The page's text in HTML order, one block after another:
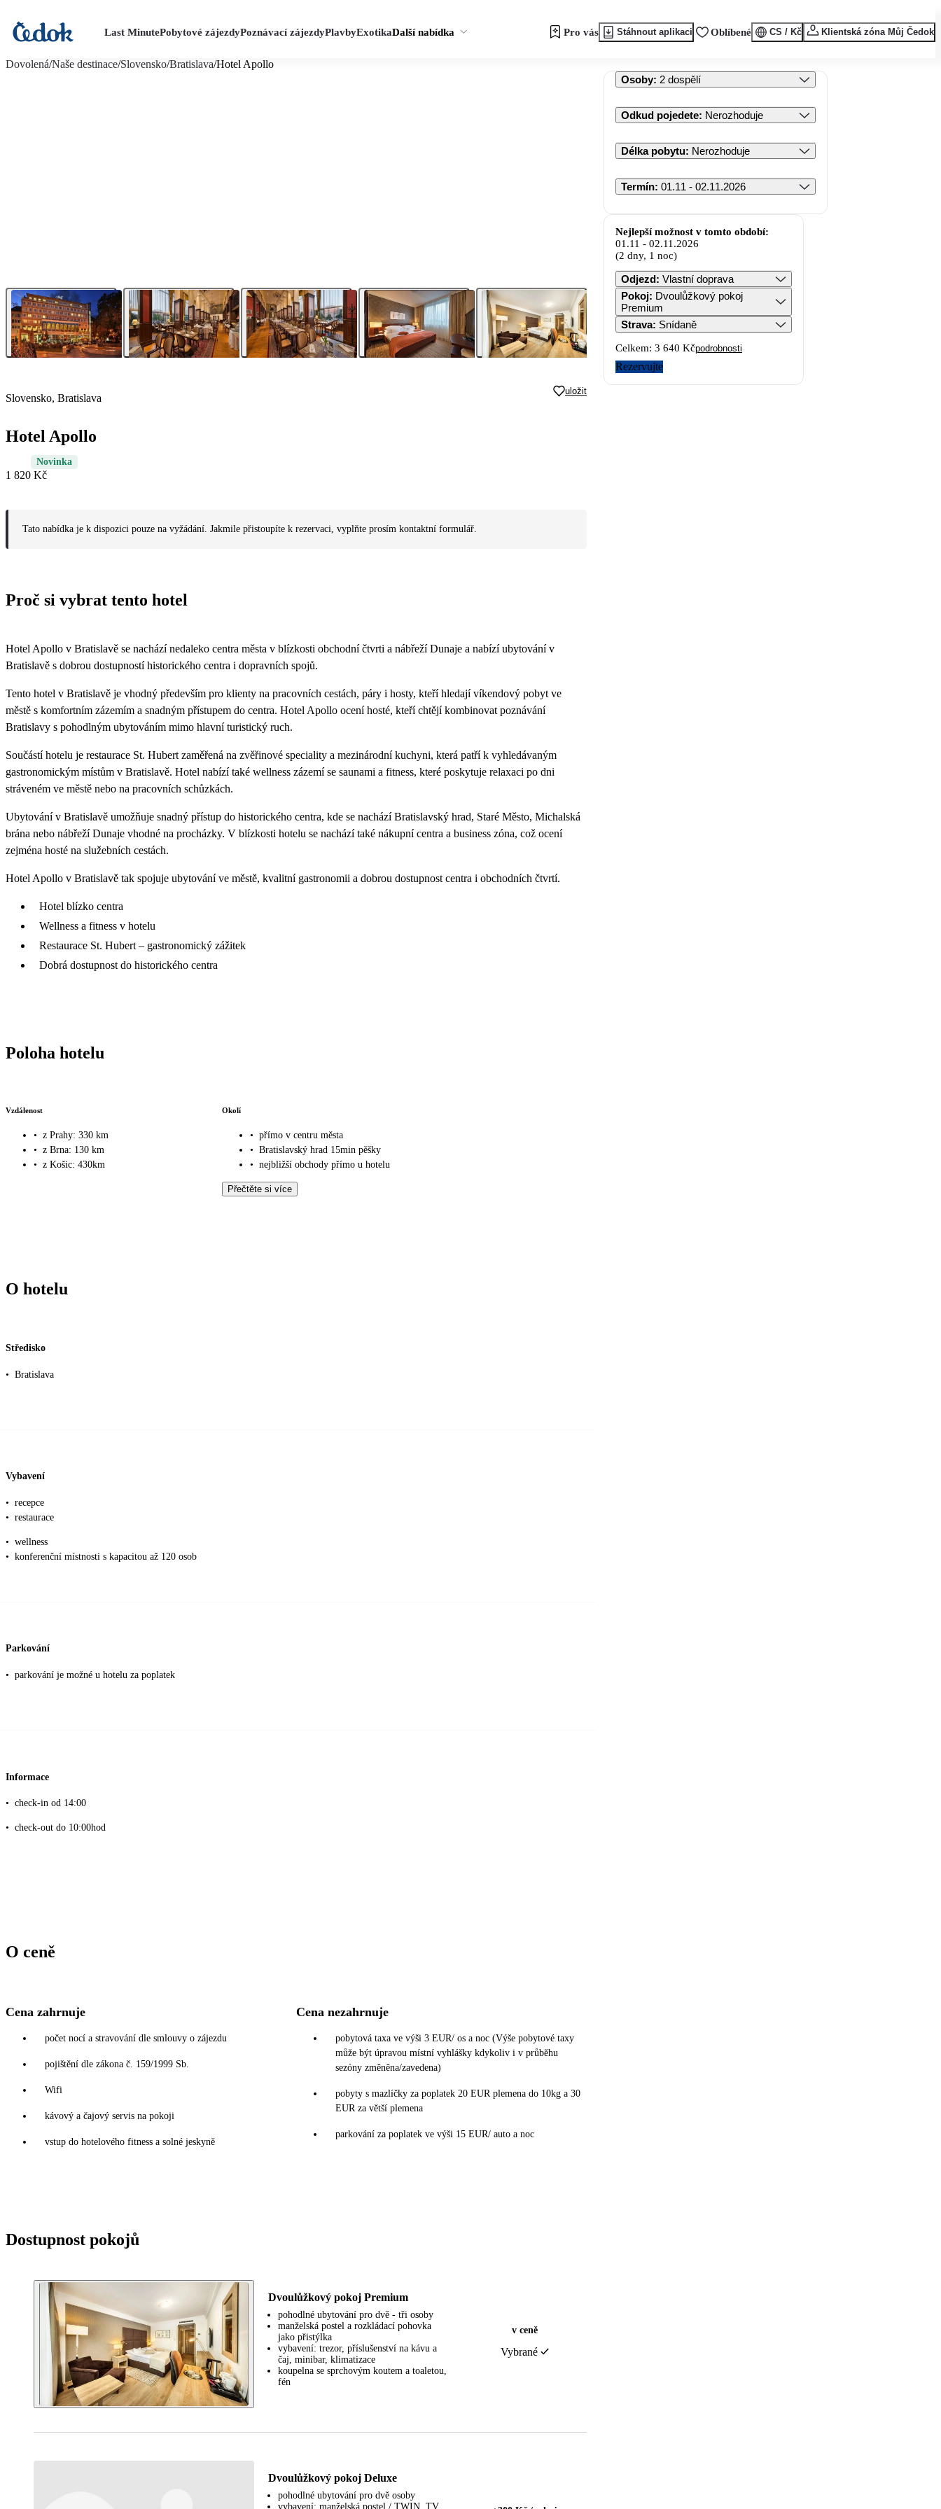
Last MinutePobytové zájezdyPoznávací zájezdyPlavbyExotikaDalší nabídka Pro vás Stáhnout aplikaci Oblíbené CS / Kč Klientská zóna Můj Čedok
Dovolená/Naše destinace/Slovensko/Bratislava/Hotel Apollo
Slovensko, Bratislava
uložit
Hotel Apollo
Novinka
1 820 Kč
Tato nabídka je k dispozici pouze na vyžádání. Jakmile přistoupíte k rezervaci, vyplňte prosím kontaktní formulář.
Proč si vybrat tento hotel
Hotel Apollo v Bratislavě se nachází nedaleko centra města v blízkosti obchodní čtvrti a nábřeží Dunaje a nabízí ubytování v
Bratislavě s dobrou dostupností historického centra i dopravních spojů.
Tento hotel v Bratislavě je vhodný především pro klienty na pracovních cestách, páry i hosty, kteří hledají víkendový pobyt ve
městě s komfortním zázemím a snadným přístupem do centra. Hotel Apollo ocení hosté, kteří chtějí kombinovat poznávání
Bratislavy s pohodlným ubytováním mimo hlavní turistický ruch.
Součástí hotelu je restaurace St. Hubert zaměřená na zvěřinové speciality a mezinárodní kuchyni, která patří k vyhledávaným
gastronomickým místům v Bratislavě. Hotel nabízí také wellness zázemí se saunami a fitness, které poskytuje relaxaci po dni
stráveném ve městě nebo na pracovních schůzkách.
Ubytování v Bratislavě umožňuje snadný přístup do historického centra, kde se nachází Bratislavský hrad, Staré Město, Michalská
brána nebo nábřeží Dunaje vhodné na procházky. V blízkosti hotelu se nachází také nákupní centra a business zóna, což ocení
zejména hosté na služebních cestách.
Hotel Apollo v Bratislavě tak spojuje ubytování ve městě, kvalitní gastronomii a dobrou dostupnost centra i obchodních čtvrtí.
Hotel blízko centra
Wellness a fitness v hotelu
Restaurace St. Hubert – gastronomický zážitek
Dobrá dostupnost do historického centra
Poloha hotelu
Vzdálenost
• z Prahy: 330 km
• z Brna: 130 km
• z Košic: 430km
Okolí
• přímo v centru města
• Bratislavský hrad 15min pěšky
• nejbližší obchody přímo u hotelu
Přečtěte si více
O hotelu
Středisko
• Bratislava
Vybavení
• recepce
• restaurace
• wellness
• konferenční místnosti s kapacitou až 120 osob
Parkování
• parkování je možné u hotelu za poplatek
Informace
• check-in od 14:00
• check-out do 10:00hod
O ceně
Cena zahrnuje
počet nocí a stravování dle smlouvy o zájezdu
pojištění dle zákona č. 159/1999 Sb.
Wifi
kávový a čajový servis na pokoji
vstup do hotelového fitness a solné jeskyně
Cena nezahrnuje
pobytová taxa ve výši 3 EUR/ os a noc (Výše pobytové taxy
může být úpravou místní vyhlášky kdykoliv i v průběhu
sezóny změněna/zavedena)
pobyty s mazlíčky za poplatek 20 EUR plemena do 10kg a 30
EUR za větší plemena
parkování za poplatek ve výši 15 EUR/ auto a noc
Dostupnost pokojů
Dvoulůžkový pokoj Premium
pohodlné ubytování pro dvě - tři osoby
manželská postel a rozkládací pohovka
jako přistýlka
vybavení: trezor, příslušenství na kávu a
čaj, minibar, klimatizace
koupelna se sprchovým koutem a toaletou,
fén
v ceně
Vybrané
Dvoulůžkový pokoj Deluxe
pohodlné ubytování pro dvě osoby
vybavení: manželská postel / TWIN, TV,
Osoby: 2 dospělí
Odkud pojedete: Nerozhoduje
Délka pobytu: Nerozhoduje
Termín: 01.11 - 02.11.2026
Nejlepší možnost v tomto období:
01.11 - 02.11.2026
(2 dny, 1 noc)
Odjezd: Vlastní doprava
Pokoj: Dvoulůžkový pokoj
Premium
Strava: Snídaně
Celkem: 3 640 Kčpodrobnosti
Rezervujte